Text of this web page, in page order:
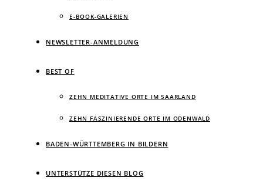
E-BOOK-GALERIEN
NEWSLETTER-ANMELDUNG
BEST OF
ZEHN MEDITATIVE ORTE IM SAARLAND
ZEHN FASZINIERENDE ORTE IM ODENWALD
BADEN-WÜRTTEMBERG IN BILDERN
UNTERSTÜTZE DIESEN BLOG